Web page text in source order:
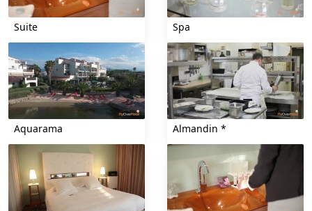
Suite Spa
Aquarama Almandin *